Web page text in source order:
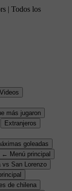
| Todos los
Videos
más jugaron
Extranjeros
goleadas
← Menú principal
vs San Lorenzo
de chilena